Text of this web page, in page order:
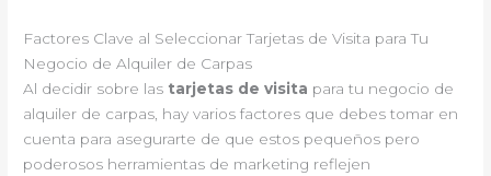
Factores Clave al Seleccionar Tarjetas de Visita para Tu
Negocio de Alquiler de Carpas
Al decidir sobre las tarjetas de visita para tu negocio de
alquiler de carpas, hay varios factores que debes tomar en
cuenta para asegurarte de que estos pequeños pero
poderosos herramientas de marketing reflejen